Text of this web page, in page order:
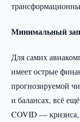
Минимальный
Для самих
имеет острые
прогнозируемой
и балансах, всё
COVID — кризиса,